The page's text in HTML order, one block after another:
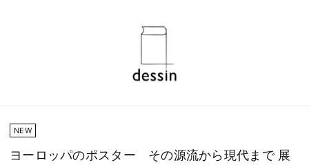
NEW
ヨーロッパのポスター その源流から現代まで 展